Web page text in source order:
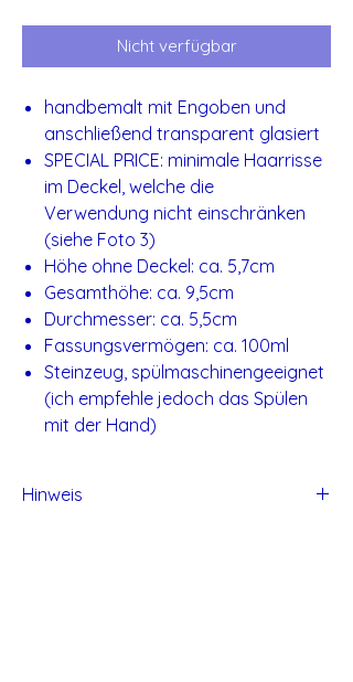
Nicht verfügbar
handbemalt mit Engoben und
anschließend transparent glasiert
SPECIAL PRICE: minimale Haarrisse
im Deckel, welche die
Verwendung nicht einschränken
(siehe Foto 3)
Höhe ohne Deckel: ca. 5,7cm
Gesamthöhe: ca. 9,5cm
Durchmesser: ca. 5,5cm
Fassungsvermögen: ca. 100ml
Steinzeug, spülmaschinengeeignet
(ich empfehle jedoch das Spülen
mit der Hand)
Hinweis